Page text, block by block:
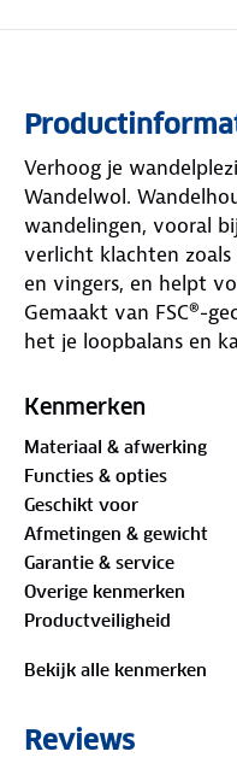
Verhoog je
Wandelwol.
wandelingen, vooral
verlicht klachten
en vingers, en helpt
Gemaakt van FSC®-
het je loopbalans en
wandelhout en
Zo blijven je spieren
bloedcirculatie
zorgen ervoor dat het
houtje aan je pols
vrij moeten zijn.
Kenmerken
Materiaal & afwerking
Functies & opties
Geschikt voor
Afmetingen & gewicht
Garantie & service
Overige kenmerken
Productveiligheid
Bekijk alle kenmerken
Reviews